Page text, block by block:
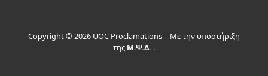
Copyright © 2026 UOC Proclamations | Με την υποστήριξη
της Μ.Ψ.Δ. .